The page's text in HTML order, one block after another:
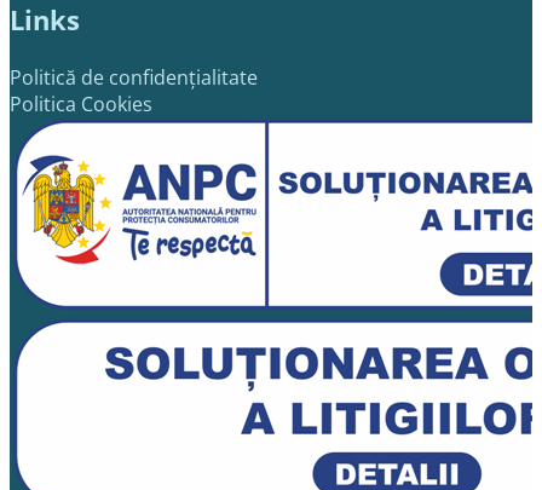
Links
Politică de confidențialitate
Politica Cookies